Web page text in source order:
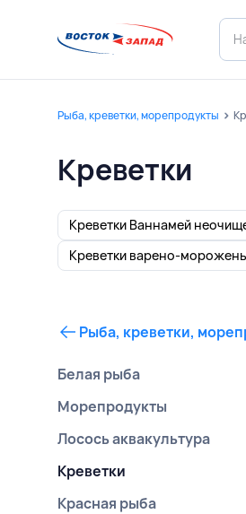
Рыба, креветки, морепродукты
Креветки
Креветки Ваннамей
Креветки варено-
Рыба, креветки,
Белая рыба
Морепродукты
Лосось аквакультура
Креветки
Красная рыба